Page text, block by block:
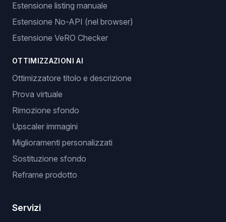
Estensione listing manuale
Estensione No-API (nel browser)
Estensione VeRO Checker
OTTIMIZZAZIONI AI
Ottimizzatore titolo e descrizione
Prova virtuale
Rimozione sfondo
Upscaler immagini
Miglioramenti personalizzati
Sostituzione sfondo
Reframe prodotto
Servizi